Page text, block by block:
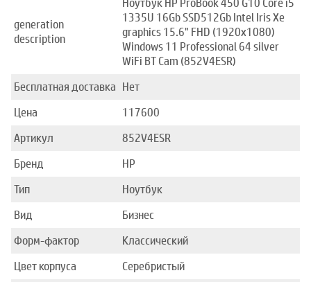
generation
description
Ноутбук HP ProBook 450 G10 Core i5
1335U 16Gb SSD512Gb Intel Iris Xe
graphics 15.6" FHD (1920x1080)
Windows 11 Professional 64 silver
WiFi BT Cam (852V4ESR)
Бесплатная доставка Нет
Цена
117600
Артикул
852V4ESR
Бренд
HP
Тип
Ноутбук
Вид
Бизнес
Форм-фактор
Классический
Цвет корпуса
Серебристый